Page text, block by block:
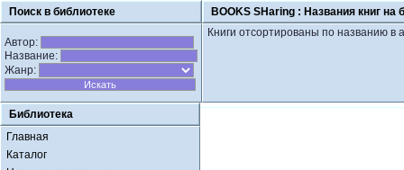
Поиск в библиотеке BOOKS SHaring : Названия книг на
Автор:
Название:
Жанр:
Книги отсортированы по названию в
Библиотека
Главная
Каталог